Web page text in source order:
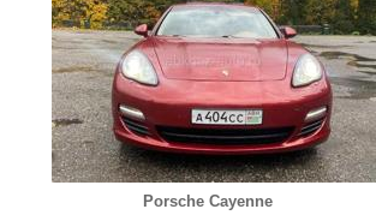
Porsche Cayenne